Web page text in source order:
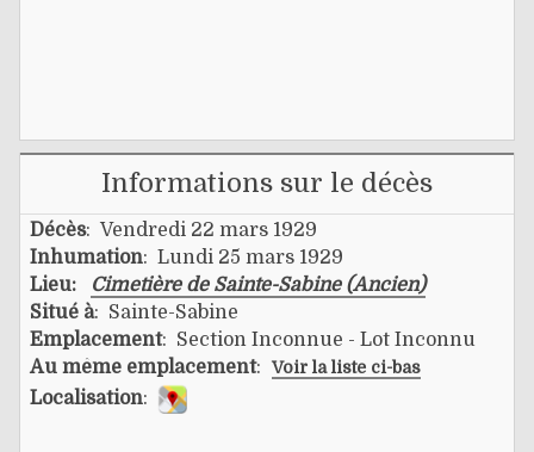
Informations sur le décès
Décès: Vendredi 22 mars 1929
Inhumation: Lundi 25 mars 1929
Lieu:
Cimetière de Sainte-Sabine (Ancien)
Situé à: Sainte-Sabine
Emplacement: Section Inconnue - Lot Inconnu
Au même emplacement: Voir la liste ci-bas
Localisation: